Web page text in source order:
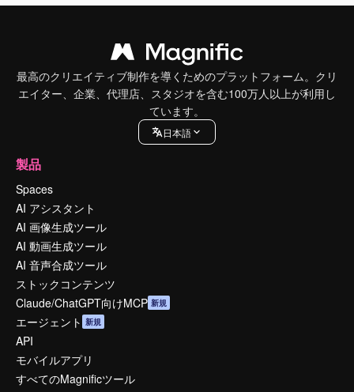
最高のクリエイティブ制作を導くためのプラットフォーム。クリ
エイター、企業、代理店、スタジオを含む100万人以上が利用し
ています。
日本語
製品
Spaces
AI アシスタント
AI 画像生成ツール
AI 動画生成ツール
AI 音声合成ツール
ストックコンテンツ
Claude/ChatGPT向けMCP 新規
エージェント 新規
API
モバイルアプリ
すべてのMagnificツール